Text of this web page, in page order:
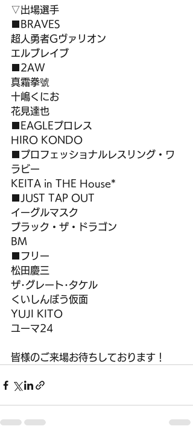
▽出場選手
■BRAVES
超人勇者Gヴァリオン
エルブレイブ
■2AW
真霜拳號
十嶋くにお
花見達也
■EAGLEプロレス
HIRO KONDO
■プロフェッショナルレスリング・ワ
ラビー
KEITA in THE House*
■JUST TAP OUT
イーグルマスク
ブラック・ザ・ドラゴン
BM
■フリー
松田慶三
ザ･グレート･タケル
くいしんぼう仮面
YUJI KITO
ユーマ24
皆様のご来場お待ちしております！